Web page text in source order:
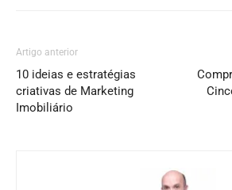
Artigo anterior
10 ideias e estratégias
criativas de Marketing
Imobiliário